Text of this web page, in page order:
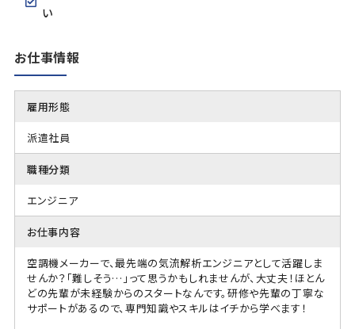
い
お仕事情報
雇用形態
派遣社員
職種分類
エンジニア
お仕事内容
空調機メーカーで、最先端の気流解析エンジニアとして活躍しま
せんか？「難しそう…」って思うかもしれませんが、大丈夫！ほとん
どの先輩が未経験からのスタートなんです。研修や先輩の丁寧な
サポートがあるので、専門知識やスキルはイチから学べます！